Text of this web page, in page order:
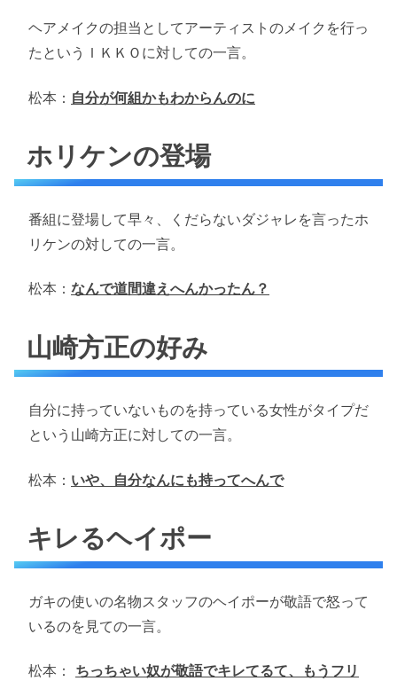
ヘアメイクの担当としてアーティストのメイクを行っ
たというＩＫＫＯに対しての一言。
松本： 自分が何組かもわからんのに
ホリケンの登場
番組に登場して早々、くだらないダジャレを言ったホ
リケンの対しての一言。
松本： なんで道間違えへんかったん？
山崎方正の好み
自分に持っていないものを持っている女性がタイプだ
という山崎方正に対しての一言。
松本： いや、自分なんにも持ってへんで
キレるヘイポー
ガキの使いの名物スタッフのヘイポーが敬語で怒って
いるのを見ての一言。
松本： ちっちゃい奴が敬語でキレてるて、もうフリ